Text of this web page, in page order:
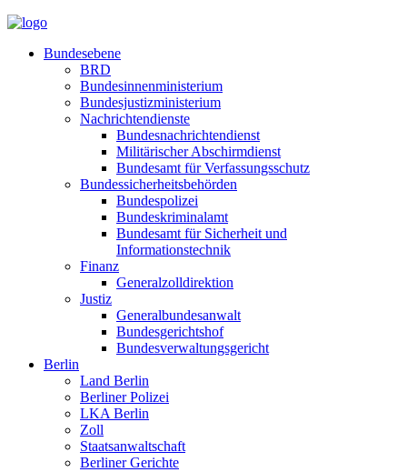
Bundesebene
BRD
Bundesinnenministerium
Bundesjustizministerium
Nachrichtendienste
Bundesnachrichtendienst
Militärischer Abschirmdienst
Bundesamt für Verfassungsschutz
Bundessicherheitsbehörden
Bundespolizei
Bundeskriminalamt
Bundesamt für Sicherheit und
Informationstechnik
Finanz
Generalzolldirektion
Justiz
Generalbundesanwalt
Bundesgerichtshof
Bundesverwaltungsgericht
Berlin
Land Berlin
Berliner Polizei
LKA Berlin
Zoll
Staatsanwaltschaft
Berliner Gerichte